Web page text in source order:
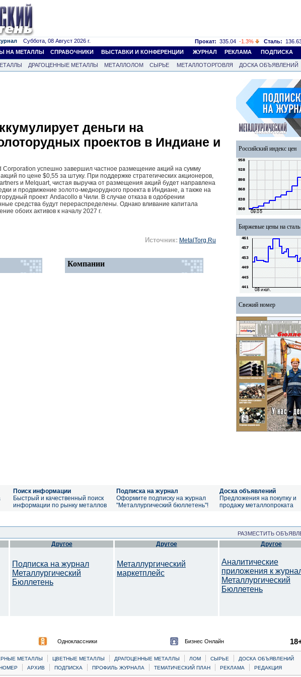
Суббота, 08 Август 2026 г. Прокат: 335.04 -1.3% Сталь:
НА МЕТАЛЛЫ СПРАВОЧНИКИ ВЫСТАВКИ И КОНФЕРЕНЦИИ ЖУРНАЛ РЕКЛАМА ПОДПИСКА
ДРАГОЦЕННЫЕ МЕТАЛЛЫ МЕТАЛЛОЛОМ СЫРЬЕ МЕТАЛЛОТОРГОВЛЯ
ДОСКА ОБЪЯВЛЕНИЙ
деньги на
проектов в Индиане и
Corporation успешно завершил частное размещение акций на сумму
по цене $0,55 за штуку. При поддержке стратегических акционеров,
и Melquart, чистая выручка от размещения акций будет направлена
и продвижение золото-меднорудного проекта в Индиане, а также на
проект Andacollo в Чили. В случае отказа в одобрении
средства будут перераспределены. Однако вливание капитала
обоих активов к началу 2027 г.
Источник: MetalTorg.Ru
Компании
Российский индекс цен
Биржевые цены на сталь
Свежий номер
Поиск информации
Быстрый и качественный поиск
информации по рынку металлов
Подписка на журнал
Оформите подписку на журнал
"Металлургический бюллетень"!
Доска объявлений
Предложения на покупку и
продажу металлопроката
РАЗМЕСТИТЬ
Другое
Подписка на журнал
Металлургический
Бюллетень
Другое
Металлургический
маркетплейс
Другое
Аналитические
приложения к
Металлургический
Бюллетень
Одноклассники Бизнес Онлайн
МЕТАЛЛЫ | ЦВЕТНЫЕ МЕТАЛЛЫ | ДРАГОЦЕННЫЕ МЕТАЛЛЫ | ЛОМ | CЫРЬЕ |
ДОСКА ОБЪЯВЛЕНИЙ
| АРХИВ | ПОДПИСКА | ПРОФИЛЬ ЖУРНАЛА | ТЕМАТИЧЕСКИЙ ПЛАН | РЕКЛАМА | РЕДАКЦИЯ